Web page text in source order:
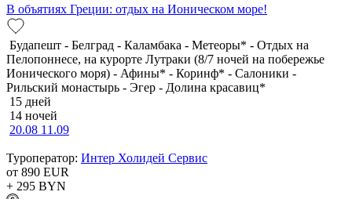
В объятиях Греции: отдых на Ионическом море!
Будапешт - Белград - Каламбака - Метеоры* - Отдых на
Пелопоннесе, на курорте Лутраки (8/7 ночей на побережье
Ионического моря) - Афины* - Коринф* - Салоники -
Рильский монастырь - Эгер - Долина красавиц*
15 дней
14 ночей
20.08 11.09
Туроператор: Интер Холидей Сервис
от 890 EUR
+ 295 BYN